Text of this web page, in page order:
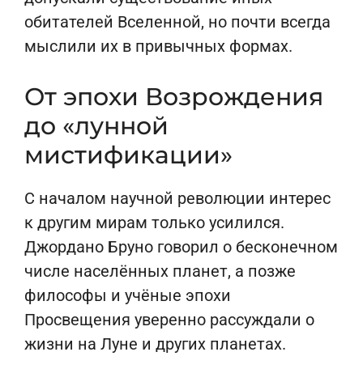
обитателей Вселенной, но почти всегда
мыслили их в привычных формах.
От эпохи Возрождения
до «лунной
мистификации»
С началом научной революции интерес
к другим мирам только усилился.
Джордано Бруно говорил о бесконечном
числе населённых планет, а позже
философы и учёные эпохи
Просвещения уверенно рассуждали о
жизни на Луне и других планетах.